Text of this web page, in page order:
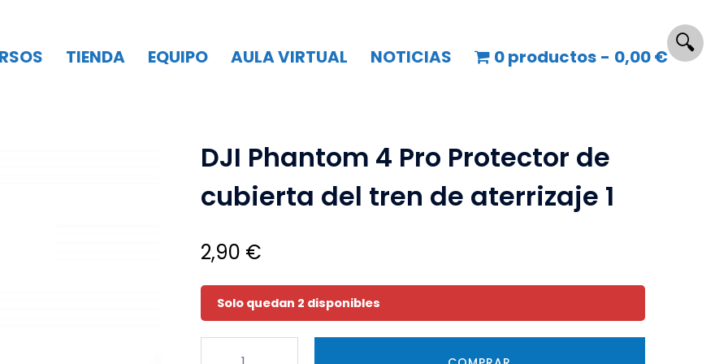
🔍
TIENDA EQUIPO AULA VIRTUAL NOTICIAS 0 productos 0,00 €
DJI Phantom 4 Pro Protector de
cubierta del tren de aterrizaje 1
2,90 €
Solo quedan 2 disponibles